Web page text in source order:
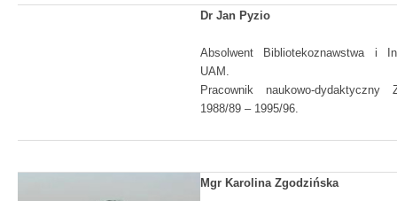
Dr Jan Pyzio
Absolwent Bibliotekoznawstwa i
UAM.
Pracownik naukowo-dydaktyczny
1988/89 – 1995/96.
Mgr Karolina Zgodzińska